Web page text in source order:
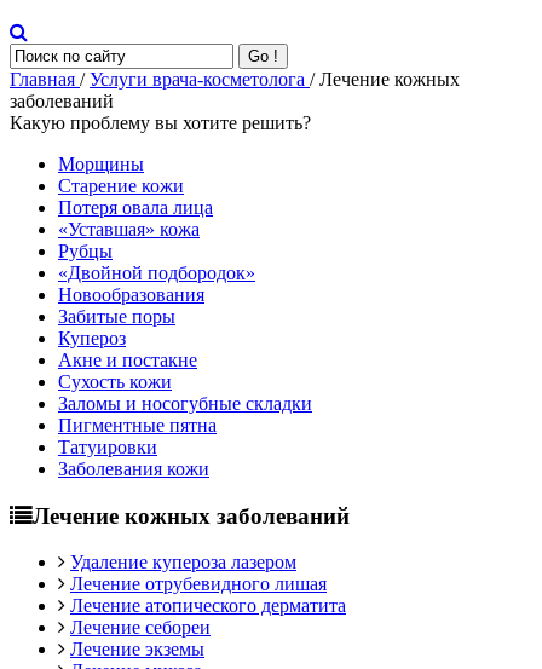
Go !
Главная /Услуги врача-косметолога / Лечение кожных
заболеваний
Какую проблему вы хотите решить?
Морщины
Старение кожи
Потеря овала лица
«Уставшая» кожа
Рубцы
«Двойной подбородок»
Новообразования
Забитые поры
Купероз
Акне и постакне
Сухость кожи
Заломы и носогубные складки
Пигментные пятна
Татуировки
Заболевания кожи
Лечение кожных заболеваний
Удаление купероза лазером
Лечение отрубевидного лишая
Лечение атопического дерматита
Лечение себореи
Лечение экземы